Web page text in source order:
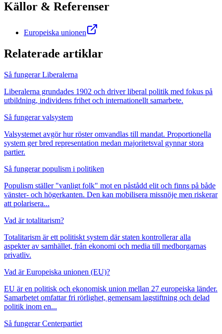
Källor & Referenser
Europeiska unionen
Relaterade artiklar
Så fungerar Liberalerna
Liberalerna grundades 1902 och driver liberal politik med fokus på
utbildning, individens frihet och internationellt samarbete.
Så fungerar valsystem
Valsystemet avgör hur röster omvandlas till mandat. Proportionella
system ger bred representation medan majoritetsval gynnar stora
partier.
Så fungerar populism i politiken
Populism ställer "vanligt folk" mot en påstådd elit och finns på både
vänster- och högerkanten. Den kan mobilisera missnöje men riskerar
att polarisera...
Vad är totalitarism?
Totalitarism är ett politiskt system där staten kontrollerar alla
aspekter av samhället, från ekonomi och media till medborgarnas
privatliv.
Vad är Europeiska unionen (EU)?
EU är en politisk och ekonomisk union mellan 27 europeiska länder.
Samarbetet omfattar fri rörlighet, gemensam lagstiftning och delad
politik inom en...
Så fungerar Centerpartiet